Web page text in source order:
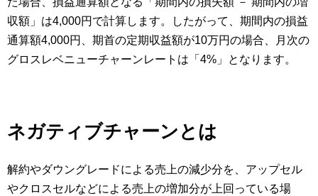
収額」は4,000円で計算します。したがって、期間内の損益
通算額4,000円、期首の定期収益額が10万円の場合、月次の
グロスレベニューチャーンレートは「4%」となります。
ネガティブチャーンとは
解約やダウングレードによる売上の減少分を、アップセル
やクロスセルなどによる売上の増加分が上回っている場